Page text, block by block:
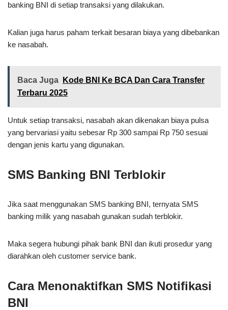
banking BNI di setiap transaksi yang dilakukan.
Kalian juga harus paham terkait besaran biaya yang dibebankan
ke nasabah.
Baca Juga
Kode BNI Ke BCA Dan Cara Transfer
Terbaru 2025
Untuk setiap transaksi, nasabah akan dikenakan biaya pulsa
yang bervariasi yaitu sebesar Rp 300 sampai Rp 750 sesuai
dengan jenis kartu yang digunakan.
SMS Banking BNI Terblokir
Jika saat menggunakan SMS banking BNI, ternyata SMS
banking milik yang nasabah gunakan sudah terblokir.
Maka segera hubungi pihak bank BNI dan ikuti prosedur yang
diarahkan oleh customer service bank.
Cara Menonaktifkan SMS Notifikasi
BNI